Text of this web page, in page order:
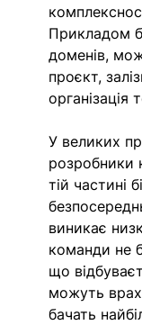
Прикладом
доменів,
проєкт,
організація
У великих
розробники
тій частині
виникає
команди не
що
можуть
бачать